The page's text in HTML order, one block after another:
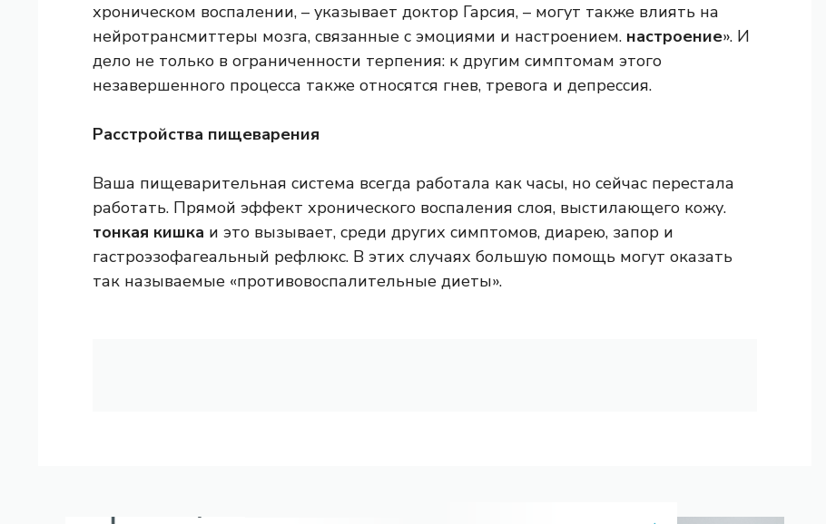
хроническом воспалении, – указывает доктор Гарсия, – могут также влиять на
нейротрансмиттеры мозга, связанные с эмоциями и настроением. настроение». И
дело не только в ограниченности терпения: к другим симптомам этого
незавершенного процесса также относятся гнев, тревога и депрессия.
Расстройства пищеварения
Ваша пищеварительная система всегда работала как часы, но сейчас перестала
работать. Прямой эффект хронического воспаления слоя, выстилающего кожу.
тонкая кишка и это вызывает, среди других симптомов, диарею, запор и
гастроэзофагеальный рефлюкс. В этих случаях большую помощь могут оказать
так называемые «противовоспалительные диеты».